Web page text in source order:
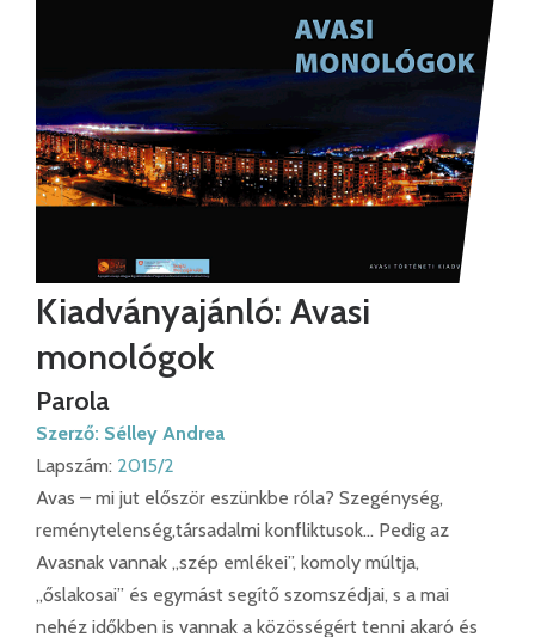
Kiadványajánló: Avasi
monológok
Parola
Szerző: Sélley Andrea
Lapszám: 2015/2
Avas – mi jut először eszünkbe róla? Szegénység,
reménytelenség,társadalmi konfliktusok… Pedig az
Avasnak vannak „szép emlékei”, komoly múltja,
„őslakosai” és egymást segítő szomszédjai, s a mai
nehéz időkben is vannak a közösségért tenni akaró és